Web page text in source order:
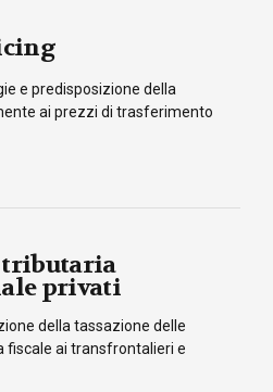
e predisposizione della
ai prezzi di trasferimento
tributaria
privati
della tassazione delle
fiscale ai transfrontalieri e